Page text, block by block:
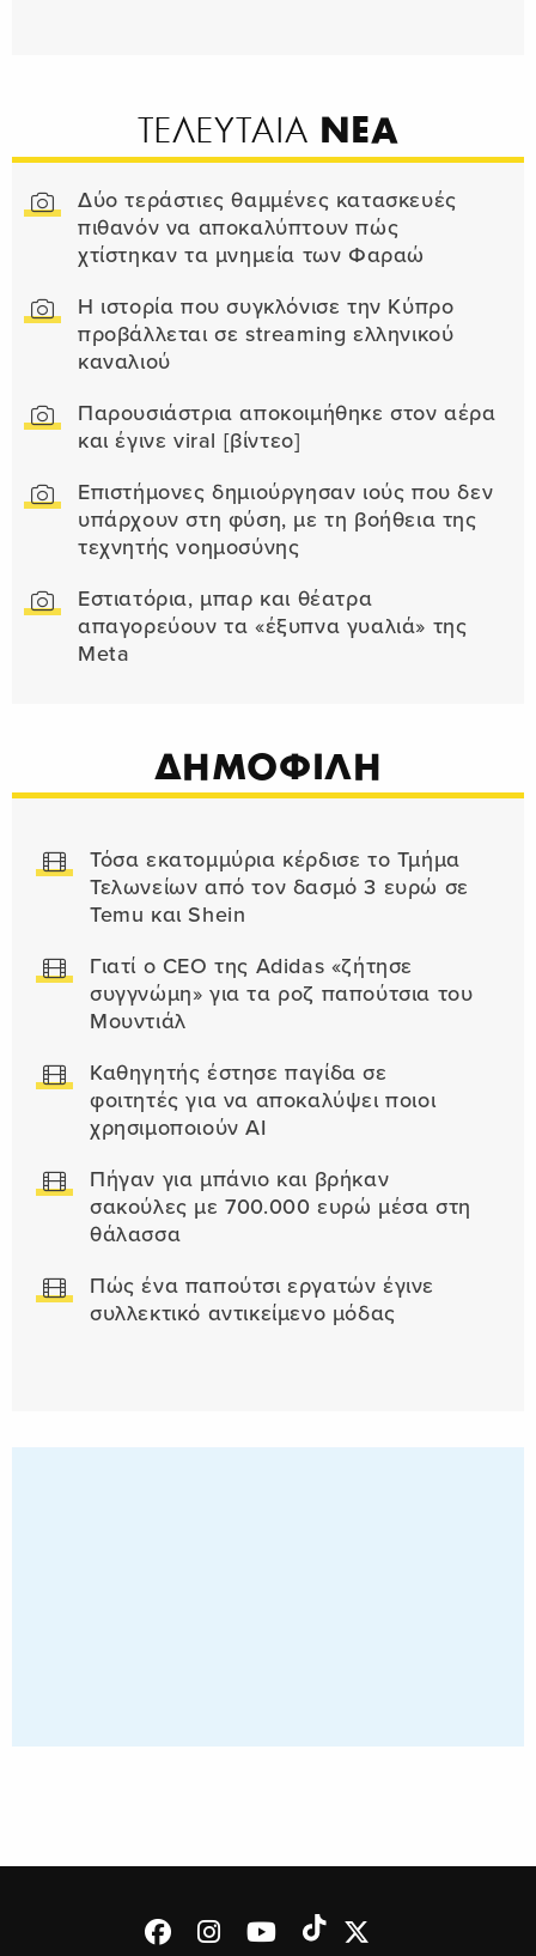
ΤΕΛΕΥΤΑΙΑ ΝΕΑ
Δύο τεράστιες θαμμένες κατασκευές
πιθανόν να αποκαλύπτουν πώς
χτίστηκαν τα μνημεία των Φαραώ
Η ιστορία που συγκλόνισε την Κύπρο
προβάλλεται σε streaming ελληνικού
καναλιού
Παρουσιάστρια αποκοιμήθηκε στον αέρα
και έγινε viral [βίντεο]
Επιστήμονες δημιούργησαν ιούς που δεν
υπάρχουν στη φύση, με τη βοήθεια της
τεχνητής νοημοσύνης
Εστιατόρια, μπαρ και θέατρα
απαγορεύουν τα «έξυπνα γυαλιά» της
Meta
ΔΗΜΟΦΙΛΗ
Τόσα εκατομμύρια κέρδισε το Τμήμα
Τελωνείων από τον δασμό 3 ευρώ σε
Temu και Shein
Γιατί ο CEO της Adidas «ζήτησε
συγγνώμη» για τα ροζ παπούτσια του
Μουντιάλ
Καθηγητής έστησε παγίδα σε
φοιτητές για να αποκαλύψει ποιοι
χρησιμοποιούν AI
Πήγαν για μπάνιο και βρήκαν
σακούλες με 700.000 ευρώ μέσα στη
θάλασσα
Πώς ένα παπούτσι εργατών έγινε
συλλεκτικό αντικείμενο μόδας